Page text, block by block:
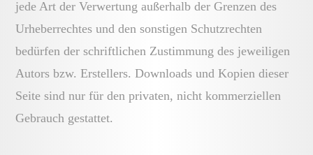
jede Art der Verwertung außerhalb der Grenzen des
Urheberrechtes und den sonstigen Schutzrechten
bedürfen der schriftlichen Zustimmung des jeweiligen
Autors bzw. Erstellers. Downloads und Kopien dieser
Seite sind nur für den privaten, nicht kommerziellen
Gebrauch gestattet.